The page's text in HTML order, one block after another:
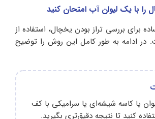
برای بررسی تراز بودن یخچال، استفاده از
ادامه به طور کامل این روش را توضیح
یا کاسه شیشه‌ای یا سرامیکی با کف
کنید تا نتیجه دقیق‌تری بگیرید.